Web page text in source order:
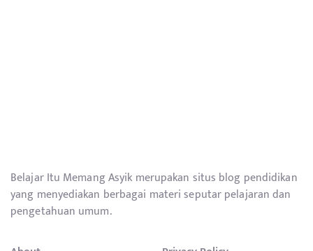
Belajar Itu Memang Asyik merupakan situs blog pendidikan
yang menyediakan berbagai materi seputar pelajaran dan
pengetahuan umum.